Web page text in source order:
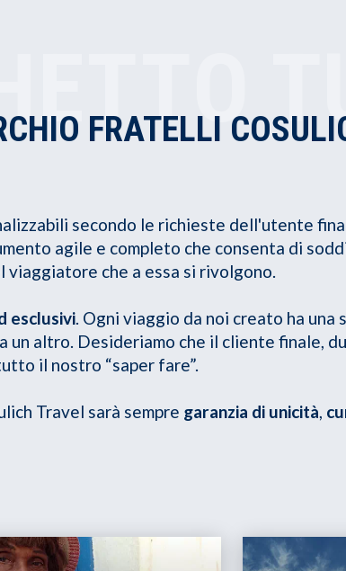
FRATELLI
secondo le richieste dell'utente
agile e completo che consenta di
che a essa si rivolgono.
esclusivi. Ogni viaggio da noi creato ha una
un altro. Desideriamo che il cliente finale,
il nostro “saper fare”.
Travel sarà sempre garanzia di unicità,